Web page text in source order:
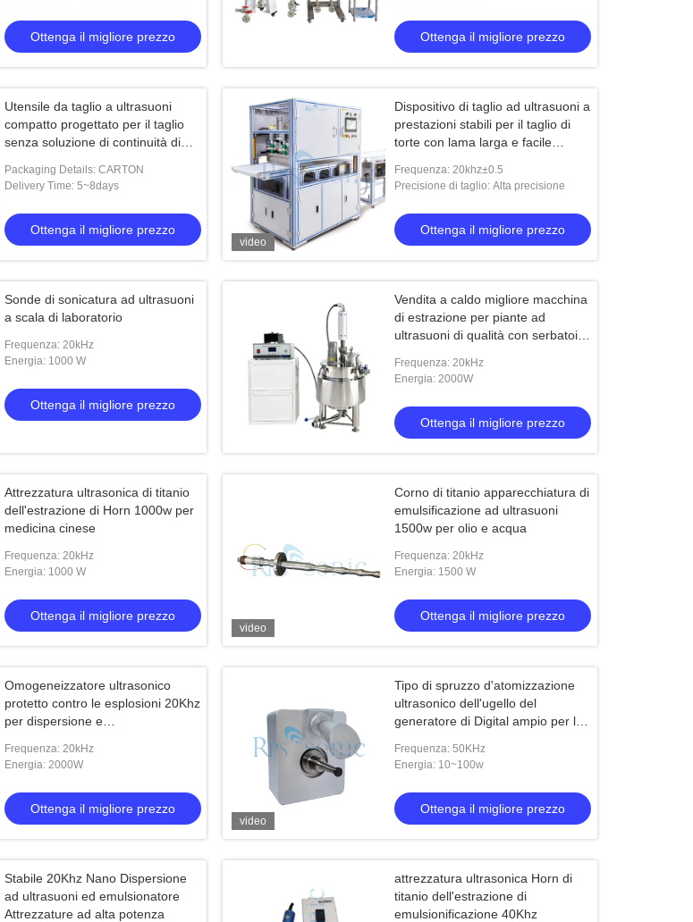
Ottenga il migliore prezzo Ottenga il migliore prezzo
Utensile da taglio a ultrasuoni
compatto progettato per il taglio
senza soluzione di continuità di
tessuti e fogli di gomma
Packaging Details: CARTON
Delivery Time: 5~8days
Ottenga il migliore prezzo
video
Dispositivo di taglio ad ultrasuoni a
prestazioni stabili per il taglio di
torte con lama larga e facile
ristorazione
Frequenza: 20khz±0.5
Precisione di taglio: Alta precisione
Ottenga il migliore prezzo
Sonde di sonicatura ad ultrasuoni
a scala di laboratorio
Frequenza: 20kHz
Energia: 1000 W
Ottenga il migliore prezzo
Vendita a caldo migliore macchina
di estrazione per piante ad
ultrasuoni di qualità con serbatoio
Frequenza: 20kHz
Energia: 2000W
Ottenga il migliore prezzo
Attrezzatura ultrasonica di titanio
dell'estrazione di Horn 1000w per
medicina cinese
Frequenza: 20kHz
Energia: 1000 W
Ottenga il migliore prezzo
video
Corno di titanio apparecchiatura di
emulsificazione ad ultrasuoni
1500w per olio e acqua
Frequenza: 20kHz
Energia: 1500 W
Ottenga il migliore prezzo
Omogeneizzatore ultrasonico
protetto contro le esplosioni 20Khz
per dispersione e
Frequenza: 20kHz
Energia: 2000W
Ottenga il migliore prezzo
video
Tipo di spruzzo d'atomizzazione
ultrasonico dell'ugello del
generatore di Digital ampio per la
continuo
Frequenza: 50KHz
Energia: 10~100w
Ottenga il migliore prezzo
Stabile 20Khz Nano Dispersione
ad ultrasuoni ed emulsionatore
Attrezzature ad alta potenza
attrezzatura ultrasonica Horn di
titanio dell'estrazione di
emulsionificazione 40Khz